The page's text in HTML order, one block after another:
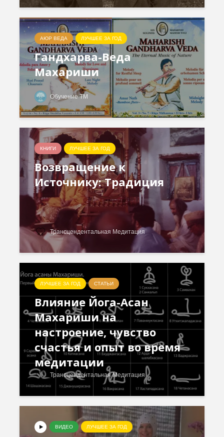
АЮР ВЕДА ЛУЧШЕЕ ЗА ГОД
Гандхарва-Веда
Махариши
Обучение ТМ
КНИГИ ЛУЧШЕЕ ЗА ГОД
Возвращение к
Источнику: Традиция
Трансцендентальная Медитация
ЛУЧШЕЕ ЗА ГОД СТАТЬИ
Влияние Йога-Асан
Махариши на
настроение, чувство
счастья и опыт во время
медитации
Трансцендентальная Медитация
ВИДЕО ЛУЧШЕЕ ЗА ГОД